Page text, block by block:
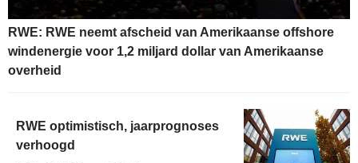
RWE: RWE neemt afscheid van Amerikaanse offshore
windenergie voor 1,2 miljard dollar van Amerikaanse
overheid
RWE optimistisch, jaarprognoses
verhoogd